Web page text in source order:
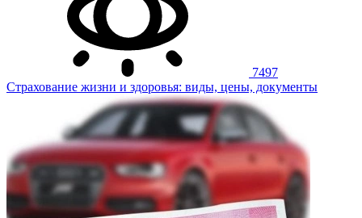
7497
Страхование жизни и здоровья: виды, цены, документы